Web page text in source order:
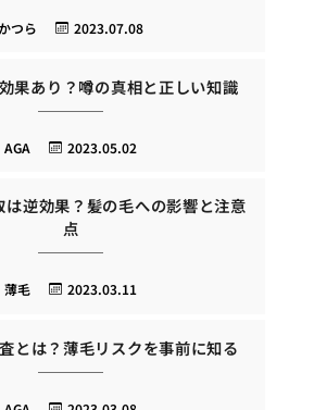
2023.07.08
つら
果あり？噂の真相と正しい知識
2023.05.02
AGA
は逆効果？髪の毛への影響と注意
点
2023.03.11
薄毛
とは？薄毛リスクを事前に知る